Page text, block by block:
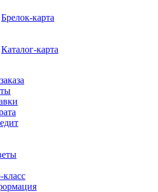
Брелок-карта
Каталог-карта
класс